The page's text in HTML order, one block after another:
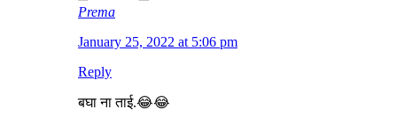
Prema
January 25, 2022 at 5:06 pm
Reply
बघा ना ताई.😂😂